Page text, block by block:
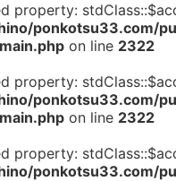
property:
ponkotsu33.com/
on line 2322
property:
ponkotsu33.com/
on line 2322
property:
ponkotsu33.com/